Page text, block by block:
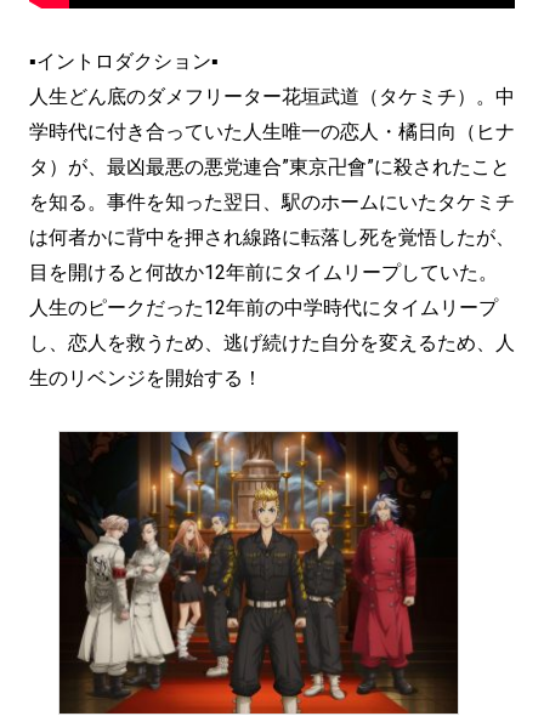
▪イントロダクション▪
人生どん底のダメフリーター花垣武道（タケミチ）。中
学時代に付き合っていた人生唯一の恋人・橘日向（ヒナ
タ）が、最凶最悪の悪党連合”東京卍會”に殺されたこと
を知る。事件を知った翌日、駅のホームにいたタケミチ
は何者かに背中を押され線路に転落し死を覚悟したが、
目を開けると何故か12年前にタイムリープしていた。
人生のピークだった12年前の中学時代にタイムリープ
し、恋人を救うため、逃げ続けた自分を変えるため、人
生のリベンジを開始する！